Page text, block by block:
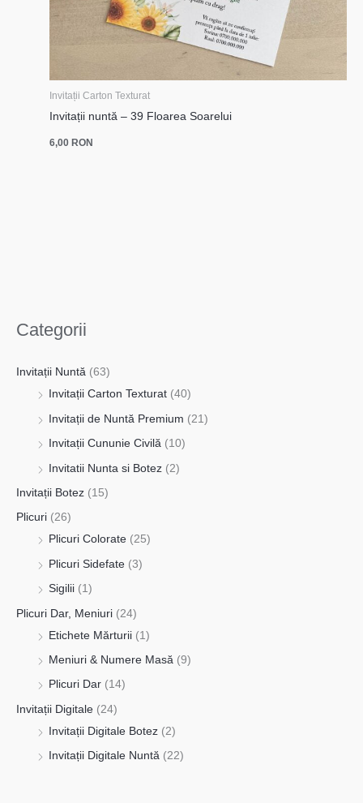
Categorii
Invitații Nuntă (63)
Invitații Carton Texturat (40)
Invitații de Nuntă Premium (21)
Invitații Cununie Civilă (10)
Invitatii Nunta si Botez (2)
Invitații Botez (15)
Plicuri (26)
Plicuri Colorate (25)
Plicuri Sidefate (3)
Sigilii (1)
Plicuri Dar, Meniuri (24)
Etichete Mărturii (1)
Meniuri & Numere Masă (9)
Plicuri Dar (14)
Invitații Digitale (24)
Invitații Digitale Botez (2)
Invitații Digitale Nuntă (22)
Invitații Carton Texturat
Invitații nuntă – 39 Floarea Soarelui
6,00RON